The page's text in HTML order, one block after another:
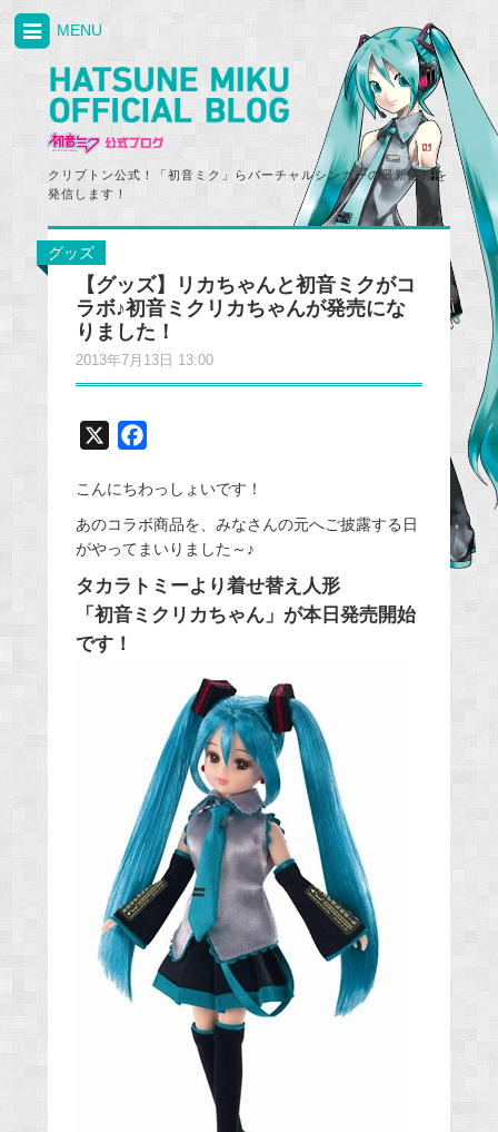
クリプトン公式！「初音ミク」らバーチャルシンガーの最新情報を
発信します！
MENU
グッズ
【グッズ】リカちゃんと初音ミクがコ
ラボ♪初音ミクリカちゃんが発売にな
りました！
2013年7月13日 13:00
c
e
b
o
o
こんにちわっしょいです！
あのコラボ商品を、みなさんの元へご披露する日
がやってまいりました～♪
タカラトミーより着せ替え人形
「初音ミクリカちゃん」が本日発売開始
です！